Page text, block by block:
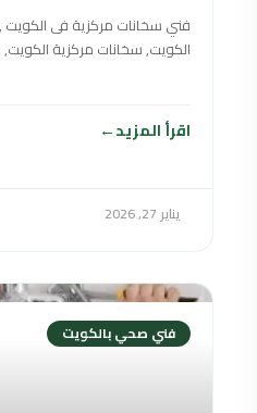
فني سخانات مركزية فى
الكويت, سخانات مركزية
اقرأ المزيد
يناير 27, 2026
فني صحي بالكويت